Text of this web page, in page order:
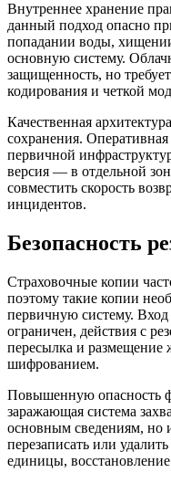
Внутреннее хранение
данный подход опасно
попадании воды,
основную систему.
защищенность, но
кодирования и четкой
Качественная
сохранения. Оперативная
первичной
версия — в отдельной
совместить скорость
инцидентов.
Безопасность
Страховочные копии
поэтому такие копии
первичную систему. Вход
ограничен, действия с
пересылка и размещение
шифрованием.
Повышенную опасность
заражающая система
основным сведениям, но
перезаписать или
единицы,